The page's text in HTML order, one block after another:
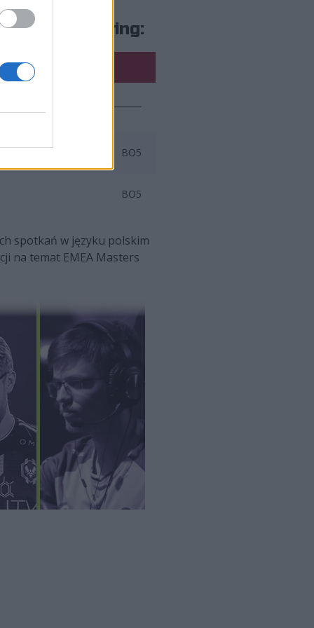
2024 Spring:
BO5
BO5
spotkań w języku polskim
na temat EMEA Masters